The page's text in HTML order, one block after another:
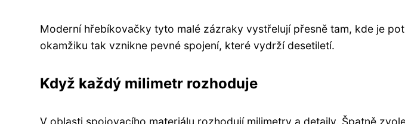
Moderní hřebíkovačky tyto malé zázraky vystřelují přesně tam, kde je
okamžiku tak vznikne pevné spojení, které vydrží desetiletí.
Když každý milimetr rozhoduje
V oblasti spojovacího materiálu rozhodují milimetry a detaily. Špatně